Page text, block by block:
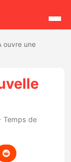
ouvre une
Temps de